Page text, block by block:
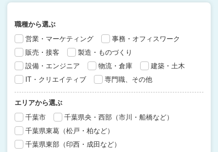
職種から選ぶ
営業・マーケティング
事務・オフィスワーク
販売・接客
製造・ものづくり
設備・エンジニア
物流・倉庫
建築・土木
IT・クリエイティブ
専門職、その他
エリアから選ぶ
千葉市
千葉県央・西部（市川・船橋など）
千葉県東葛（松戸・柏など）
千葉県東部（印西・成田など）